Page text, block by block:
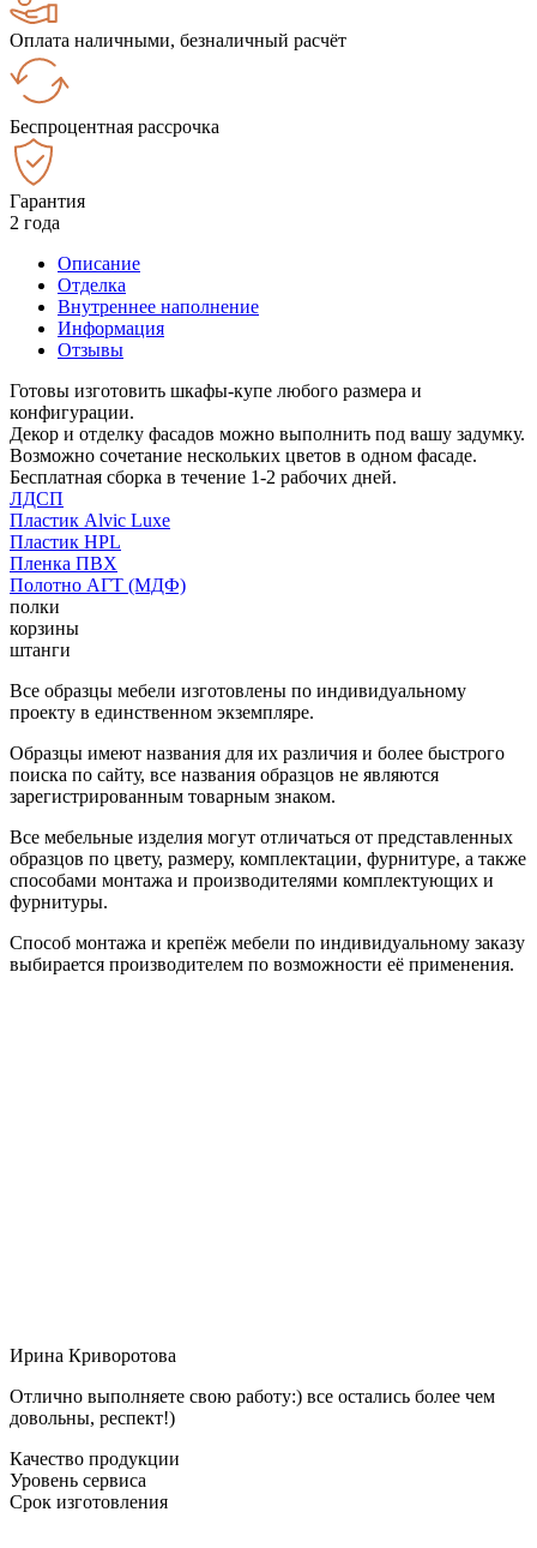
Оплата наличными, безналичный расчёт
Беспроцентная рассрочка
Гарантия
2 года
Описание
Отделка
Внутреннее наполнение
Информация
Отзывы
Готовы изготовить шкафы-купе любого размера и
конфигурации.
Декор и отделку фасадов можно выполнить под вашу задумку.
Возможно сочетание нескольких цветов в одном фасаде.
Бесплатная сборка в течение 1-2 рабочих дней.
ЛДСП
Пластик Alvic Luxe
Пластик HPL
Пленка ПВХ
Полотно АГТ (МДФ)
полки
корзины
штанги
Все образцы мебели изготовлены по индивидуальному
проекту в единственном экземпляре.
Образцы имеют названия для их различия и более быстрого
поиска по сайту, все названия образцов не являются
зарегистрированным товарным знаком.
Все мебельные изделия могут отличаться от представленных
образцов по цвету, размеру, комплектации, фурнитуре, а также
способами монтажа и производителями комплектующих и
фурнитуры.
Способ монтажа и крепёж мебели по индивидуальному заказу
выбирается производителем по возможности её применения.
Ирина Криворотова
Отлично выполняете свою работу:) все остались более чем
довольны, респект!)
Качество продукции
Уровень сервиса
Срок изготовления